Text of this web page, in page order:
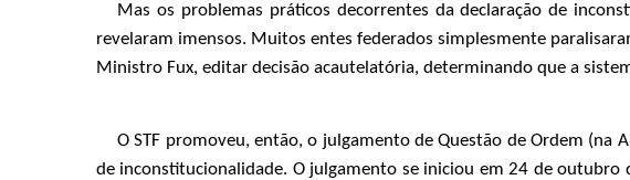
Mas os problemas práticos decorrentes da declaração de
revelaram imensos. Muitos entes federados simplesmente
Ministro Fux, editar decisão acautelatória, determinando que a
O STF promoveu, então, o julgamento de Questão de Ordem (na
de inconstitucionalidade. O julgamento se iniciou em 24 de outubro